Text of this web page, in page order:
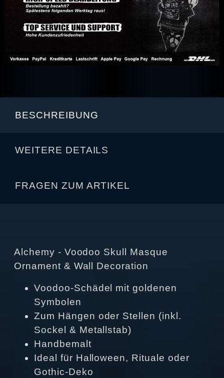
BESCHREIBUNG
WEITERE DETAILS
FRAGEN ZUM ARTIKEL
Alchemy - Voodoo Skull Masque
Ornament & Wall Decoration
Voodoo-Schädel mit goldenen
Symbolen
Zum Hängen oder Stellen (inkl.
Sockel & Metallstab)
Handbemalt
Ideal für Halloween, Rituale oder
Gothic-Deko